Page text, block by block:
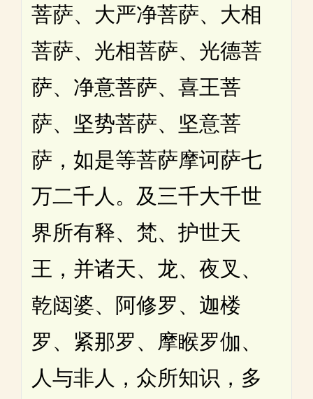
菩萨、大严净菩萨、大相
菩萨、光相菩萨、光德菩
萨、净意菩萨、喜王菩
萨、坚势菩萨、坚意菩
萨，如是等菩萨摩诃萨七
万二千人。及三千大千世
界所有释、梵、护世天
王，并诸天、龙、夜叉、
乾闼婆、阿修罗、迦楼
罗、紧那罗、摩睺罗伽、
人与非人，众所知识，多